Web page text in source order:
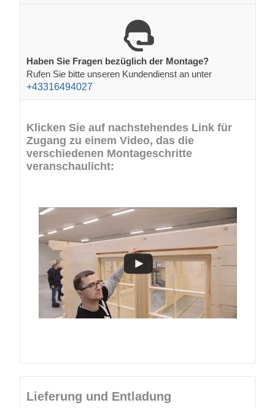
Lieferung und Entladung
Kostenlose Lieferung nach Österreich
Lieferung
Ist das Produkt mit "Schnelle Lieferung" markiert, so